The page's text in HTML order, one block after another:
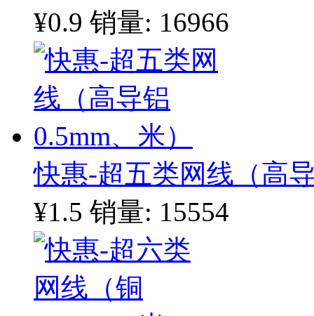
¥0.9 销量: 16966
快惠-超五类网线（高
¥1.5 销量: 15554